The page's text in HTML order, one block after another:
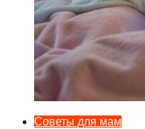
Советы для мам